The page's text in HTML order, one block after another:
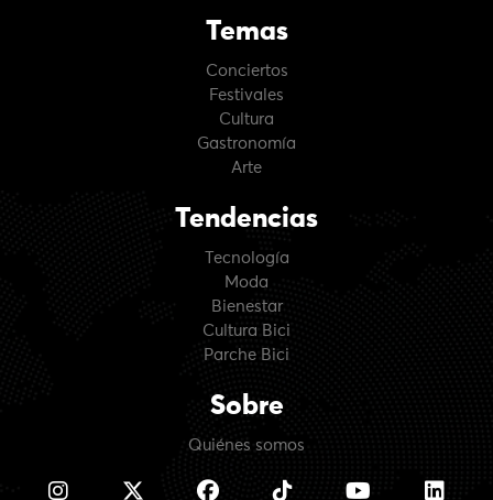
Temas
Conciertos
Festivales
Cultura
Gastronomía
Arte
Tendencias
Tecnología
Moda
Bienestar
Cultura Bici
Parche Bici
Sobre
Quiénes somos